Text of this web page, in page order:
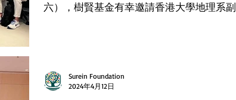
六），樹賢基金有幸邀請香港大學地理系副
的...
Surein Foundation
2024年4月12日